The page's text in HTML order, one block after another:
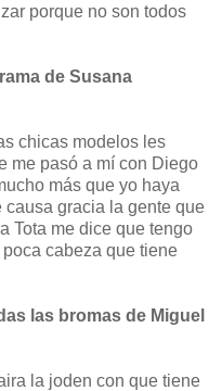
porque no son todos
de Susana
chicas modelos les
me pasó a mí con Diego
más que yo haya
causa gracia la gente que
Tota me dice que tengo
cabeza que tiene
las bromas de Miguel
la joden con que tiene